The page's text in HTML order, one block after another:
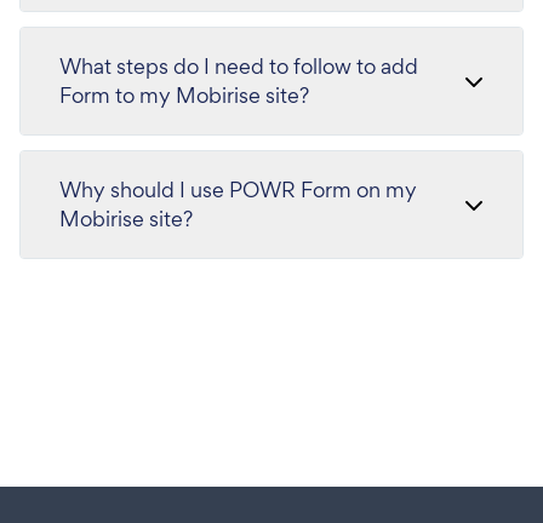
What steps do I need to follow to add
Form to my Mobirise site?
Why should I use POWR Form on my
Mobirise site?